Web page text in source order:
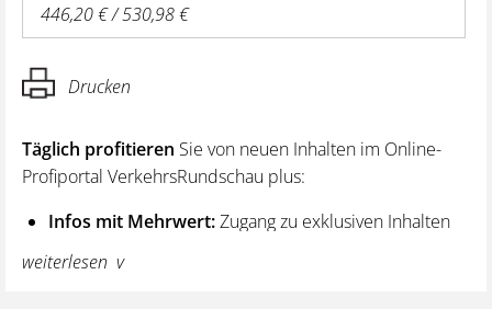
446,20 € / 530,98 €
Drucken
Täglich profitieren Sie von neuen Inhalten im Online-
Profiportal VerkehrsRundschau plus:
Infos mit Mehrwert:Zugang zu exklusiven Inhalten
und Hintergrundwissen – von aktuellen Regelungen
wie z. B. bei den Lenk- und Ruhezeiten,
weiterlesen